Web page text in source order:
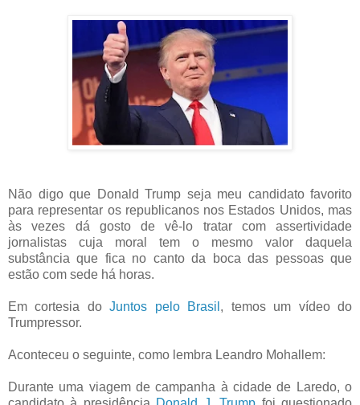
Não digo que Donald Trump seja meu candidato favorito
para representar os republicanos nos Estados Unidos, mas
às vezes dá gosto de vê-lo tratar com assertividade
jornalistas cuja moral tem o mesmo valor daquela
substância que fica no canto da boca das pessoas que
estão com sede há horas.
Em cortesia doJuntos pelo Brasil , temos um vídeo do
Trumpressor.
Aconteceu o seguinte, como lembra Leandro Mohallem:
Durante uma viagem de campanha à cidade de Laredo, o